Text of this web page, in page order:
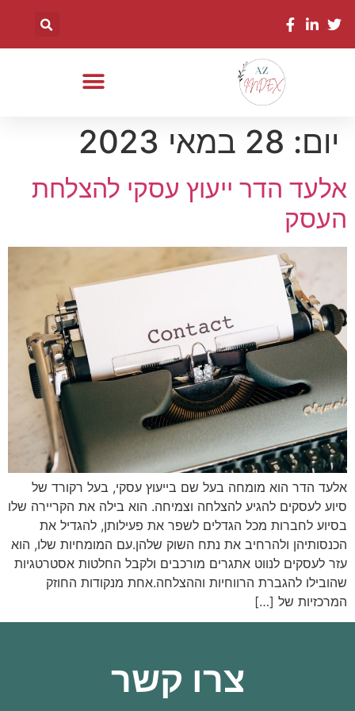
יום: 28 במאי 2023
אלעד הדר ייעוץ עסקי להצלחת
העסק
אלעד הדר הוא מומחה בעל שם בייעוץ עסקי, בעל רקורד של
סיוע לעסקים להגיע להצלחה וצמיחה. הוא בילה את הקריירה שלו
בסיוע לחברות מכל הגדלים לשפר את פעילותן, להגדיל את
הכנסותיהן ולהרחיב את נתח השוק שלהן.עם המומחיות שלו, הוא
עזר לעסקים לנווט אתגרים מורכבים ולקבל החלטות אסטרטגיות
שהובילו להגברת הרווחיות וההצלחה.אחת מנקודות החוזק
המרכזיות של […]
צרו קשר